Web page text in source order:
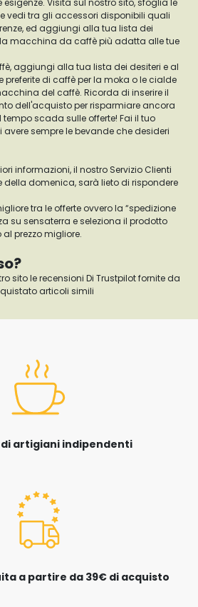
Visita sul nostro sito, sfoglia le
vedi tra gli accessori disponibili quali
ed aggiungi alla tua lista dei
macchina da caffè più adatta alle tue
aggiungi alla tua lista dei desiteri e al
preferite di caffè per la moka o le cialde
del caffè. Ricorda di inserire il
dell'acquisto per risparmiare ancora
tempo scada sulle offerte! Fai il tuo
sempre le bevande che desideri
informazioni, il nostro Servizio Clienti
della domenica, sarà lieto di rispondere
tra le offerte ovvero la “spedizione
su sensaterra e seleziona il prodotto
al prezzo migliore.
sito le recensioni Di Trustpilot fornite da
articoli simili
di artigiani indipendenti
a partire da 39€ di acquisto